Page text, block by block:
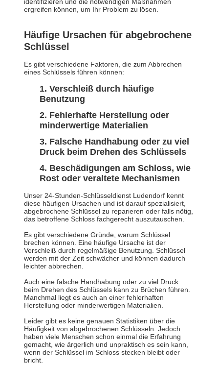
identifizieren und die notwendigen Maßnahmen
ergreifen können, um Ihr Problem zu lösen.
Häufige Ursachen für abgebrochene
Schlüssel
Es gibt verschiedene Faktoren, die zum Abbrechen
eines Schlüssels führen können:
Verschleiß durch häufige
Benutzung
Fehlerhafte Herstellung oder
minderwertige Materialien
Falsche Handhabung oder zu viel
Druck beim Drehen des Schlüssels
Beschädigungen am Schloss, wie
Rost oder veraltete Mechanismen
Unser 24-Stunden-Schlüsseldienst Ludendorf kennt
diese häufigen Ursachen und ist darauf spezialisiert,
abgebrochene Schlüssel zu reparieren oder falls nötig,
das betroffene Schloss fachgerecht auszutauschen.
Es gibt verschiedene Gründe, warum Schlüssel
brechen können. Eine häufige Ursache ist der
Verschleiß durch regelmäßige Benutzung. Schlüssel
werden mit der Zeit schwächer und können dadurch
leichter abbrechen.
Auch eine falsche Handhabung oder zu viel Druck
beim Drehen des Schlüssels kann zu Brüchen führen.
Manchmal liegt es auch an einer fehlerhaften
Herstellung oder minderwertigen Materialien.
Leider gibt es keine genauen Statistiken über die
Häufigkeit von abgebrochenen Schlüsseln. Jedoch
haben viele Menschen schon einmal die Erfahrung
gemacht, wie ärgerlich und unpraktisch es sein kann,
wenn der Schlüssel im Schloss stecken bleibt oder
bricht.